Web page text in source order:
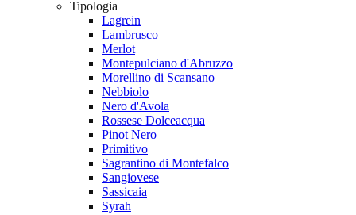
Tipologia
Lagrein
Lambrusco
Merlot
Montepulciano d'Abruzzo
Morellino di Scansano
Nebbiolo
Nero d'Avola
Rossese Dolceacqua
Pinot Nero
Primitivo
Sagrantino di Montefalco
Sangiovese
Sassicaia
Syrah